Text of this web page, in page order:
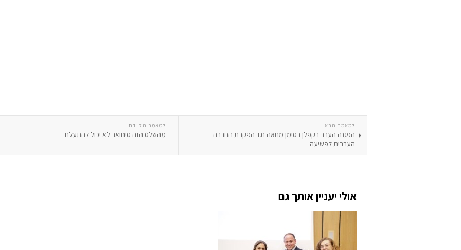
למאמר הקודם
מהשלט הזה סינוואר לא יכול להתעלם
למאמר הבא
הפגנה הערב בקפלן בסימן מחאה נגד הפקרת החברה
הערבית לפשיעה
אולי יעניין אותך גם